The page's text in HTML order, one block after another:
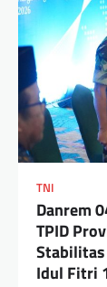
TNI
Danrem
TPID
Stabilitas
Idul Fitri